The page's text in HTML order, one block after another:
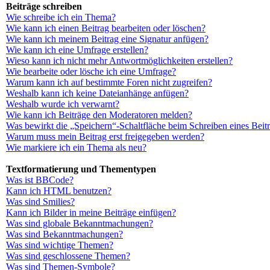
Beiträge schreiben
Wie schreibe ich ein Thema?
Wie kann ich einen Beitrag bearbeiten oder löschen?
Wie kann ich meinem Beitrag eine Signatur anfügen?
Wie kann ich eine Umfrage erstellen?
Wieso kann ich nicht mehr Antwortmöglichkeiten erstellen?
Wie bearbeite oder lösche ich eine Umfrage?
Warum kann ich auf bestimmte Foren nicht zugreifen?
Weshalb kann ich keine Dateianhänge anfügen?
Weshalb wurde ich verwarnt?
Wie kann ich Beiträge den Moderatoren melden?
Was bewirkt die „Speichern“-Schaltfläche beim Schreiben eines
Warum muss mein Beitrag erst freigegeben werden?
Wie markiere ich ein Thema als neu?
Textformatierung und Thementypen
Was ist BBCode?
Kann ich HTML benutzen?
Was sind Smilies?
Kann ich Bilder in meine Beiträge einfügen?
Was sind globale Bekanntmachungen?
Was sind Bekanntmachungen?
Was sind wichtige Themen?
Was sind geschlossene Themen?
Was sind Themen-Symbole?